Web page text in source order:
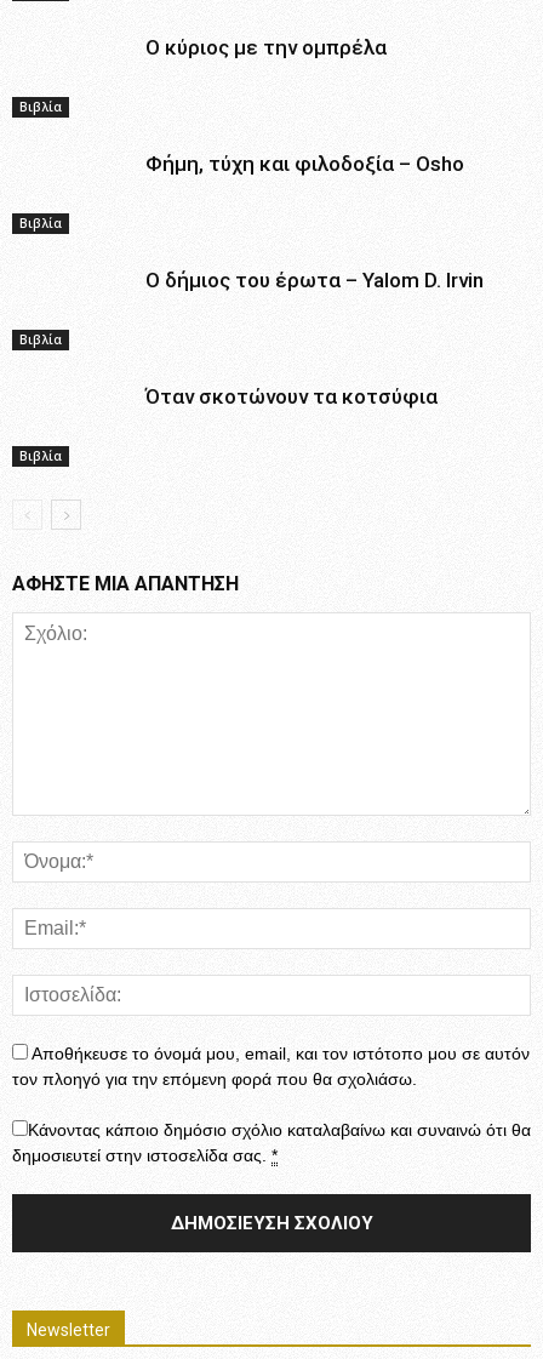
Βιβλία
Ο κύριος με την ομπρέλα
Βιβλία
Φήμη, τύχη και φιλοδοξία – Osho
Βιβλία
Ο δήμιος του έρωτα – Yalom D. Irvin
Βιβλία
Όταν σκοτώνουν τα κοτσύφια
ΑΦΗΣΤΕ ΜΙΑ ΑΠΑΝΤΗΣΗ
Αποθήκευσε το όνομά μου, email, και τον ιστότοπο μου σε αυτόν
τον πλοηγό για την επόμενη φορά που θα σχολιάσω.
Κάνοντας κάποιο δημόσιο σχόλιο καταλαβαίνω και συναινώ ότι θα
δημοσιευτεί στην ιστοσελίδα σας. *
Newsletter